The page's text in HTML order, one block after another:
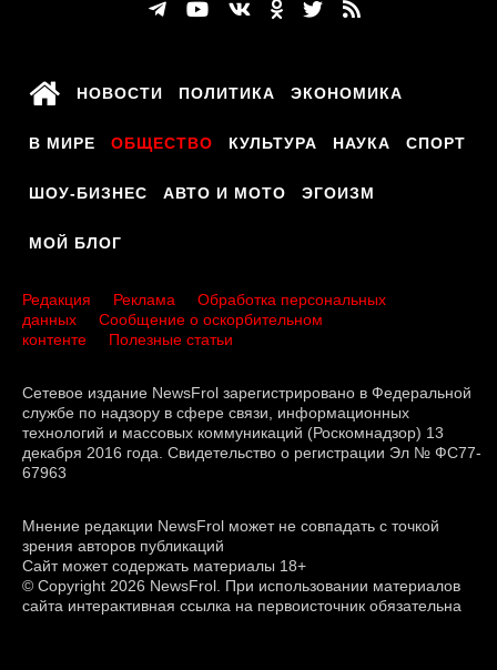
НОВОСТИ ПОЛИТИКА ЭКОНОМИКА
В МИРЕ ОБЩЕСТВО КУЛЬТУРА НАУКА СПОРТ
ШОУ-БИЗНЕС АВТО И МОТО ЭГОИЗМ
МОЙ БЛОГ
Редакция Реклама
Обработка персональных
данных
Сообщение о оскорбительном
контенте
Полезные статьи
Сетевое издание NewsFrol зарегистрировано в Федеральной
службе по надзору в сфере связи, информационных
технологий и массовых коммуникаций (Роскомнадзор) 13
декабря 2016 года. Свидетельство о регистрации Эл № ФС77-
67963
Мнение редакции NewsFrol может не совпадать с точкой
зрения авторов публикаций
Сайт может содержать материалы 18+
© Copyright 2026 NewsFrol. При использовании материалов
сайта интерактивная ссылка на первоисточник обязательна